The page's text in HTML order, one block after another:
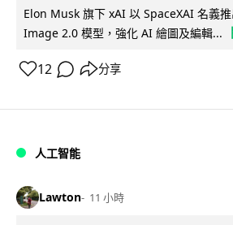
Elon Musk 旗下 xAI 以 SpaceXAI 名義
Image 2.0 模型，強化 AI 繪圖及編輯...
12 分享
人工智能
Lawton 11 小時